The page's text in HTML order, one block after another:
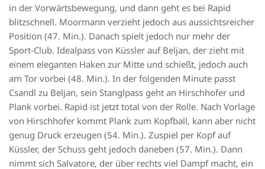
in der Vorwärtsbewegung, und dann geht es bei Rapid
blitzschnell. Moormann verzieht jedoch aus aussichtsreicher
Position (47. Min.). Danach spielt jedoch nur mehr der
Sport-Club. Idealpass von Küssler auf Beljan, der zieht mit
einem eleganten Haken zur Mitte und schießt, jedoch auch
am Tor vorbei (48. Min.). In der folgenden Minute passt
Csandl zu Beljan, sein Stanglpass geht an Hirschhofer und
Plank vorbei. Rapid ist jetzt total von der Rolle. Nach Vorlage
von Hirschhofer kommt Plank zum Kopfball, kann aber nicht
genug Druck erzeugen (54. Min.). Zuspiel per Kopf auf
Küssler, der Schuss geht jedoch daneben (57. Min.). Dann
nimmt sich Salvatore, der über rechts viel Dampf macht, ein